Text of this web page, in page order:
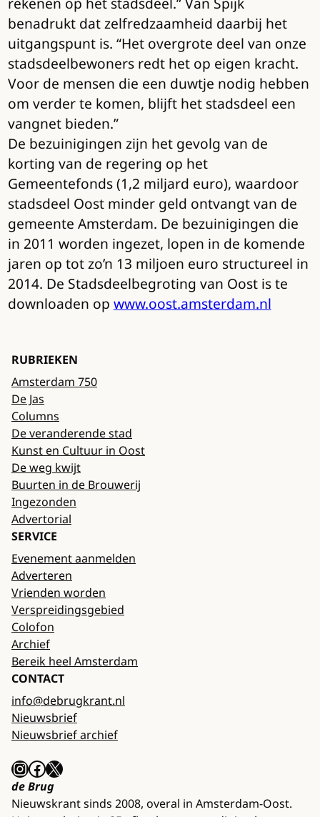
benadrukt dat zelfredzaamheid daarbij het
uitgangspunt is. “Het overgrote deel van onze
stadsdeelbewoners redt het op eigen kracht.
Voor de mensen die een duwtje nodig hebben
om verder te komen, blijft het stadsdeel een
vangnet bieden.”
De bezuinigingen zijn het gevolg van de
korting van de regering op het
Gemeentefonds (1,2 miljard euro), waardoor
stadsdeel Oost minder geld ontvangt van de
gemeente Amsterdam. De bezuinigingen die
in 2011 worden ingezet, lopen in de komende
jaren op tot zo’n 13 miljoen euro structureel in
2014. De Stadsdeelbegroting van Oost is te
downloaden op www.oost.amsterdam.nl
RUBRIEKEN
Amsterdam 750
De Jas
Columns
De veranderende stad
Kunst en Cultuur in Oost
De weg kwijt
Buurten in de Brouwerij
Ingezonden
Advertorial
SERVICE
Evenement aanmelden
Adverteren
Vrienden worden
Verspreidingsgebied
Colofon
Archief
Bereik heel Amsterdam
CONTACT
info@debrugkrant.nl
Nieuwsbrief
Nieuwsbrief archief
InstagramFacebook X
de Brug
Nieuwskrant sinds 2008, overal in Amsterdam-Oost.